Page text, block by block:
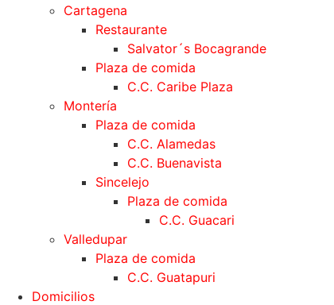
Cartagena
Restaurante
Salvator´s Bocagrande
Plaza de comida
C.C. Caribe Plaza
Montería
Plaza de comida
C.C. Alamedas
C.C. Buenavista
Sincelejo
Plaza de comida
C.C. Guacari
Valledupar
Plaza de comida
C.C. Guatapuri
Domicilios